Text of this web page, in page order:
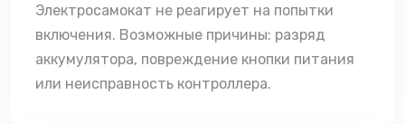
Электросамокат не реагирует на попытки
включения. Возможные причины: разряд
аккумулятора, повреждение кнопки питания
или неисправность контроллера.